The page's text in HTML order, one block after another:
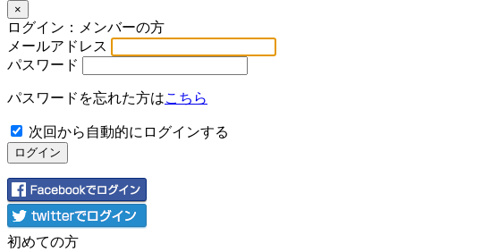
×
ログイン：メンバーの方
メールアドレス
パスワード
パスワードを忘れた方はこちら
次回から自動的にログインする
初めての方